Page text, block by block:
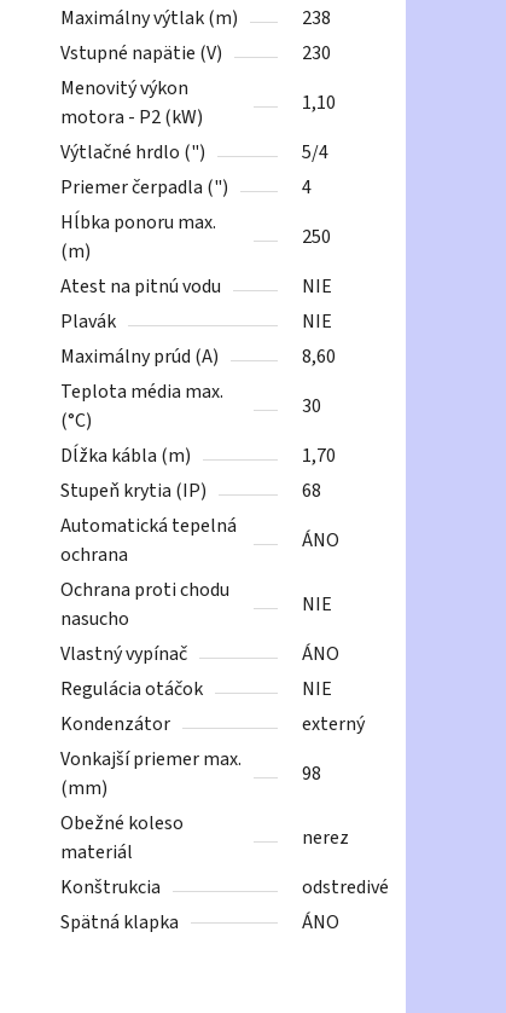
Maximálny výtlak (m)
238
Vstupné napätie (V)
230
Menovitý výkon
motora - P2 (kW)
1,10
Výtlačné hrdlo (")
5/4
Priemer čerpadla (")
4
Hĺbka ponoru max.
(m)
250
Atest na pitnú vodu
NIE
Plavák
NIE
Maximálny prúd (A)
8,60
Teplota média max.
(°C)
30
Dĺžka kábla (m)
1,70
Stupeň krytia (IP)
68
Automatická tepelná
ochrana
ÁNO
Ochrana proti chodu
nasucho
NIE
Vlastný vypínač
ÁNO
Regulácia otáčok
NIE
Kondenzátor
externý
Vonkajší priemer max.
(mm)
98
Obežné koleso
materiál
nerez
Konštrukcia
odstredivé
Spätná klapka
ÁNO